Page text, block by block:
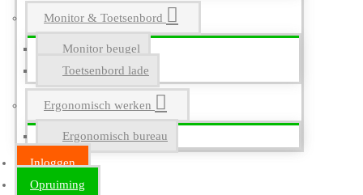
Monitor & Toetsenbord
Monitor beugel
Toetsenbord lade
Ergonomisch werken
Ergonomisch bureau
Inloggen
Opruiming